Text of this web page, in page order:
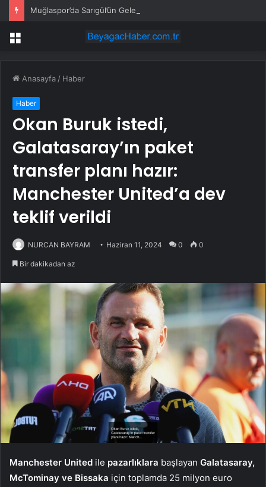
Muğlaspor’da Sarıgül’ün Geleceği Belirsiz
Menü
Anasayfa / Haber
Haber
Okan Buruk istedi,
Galatasaray’ın paket
transfer planı hazır:
Manchester United’a dev
teklif verildi
NURCAN BAYRAM Haziran 11, 2024 0 0
Bir dakikadan az
Manchester United ile pazarlıklara başlayan Galatasaray,
McTominay ve Bissaka için toplamda 25 milyon euro